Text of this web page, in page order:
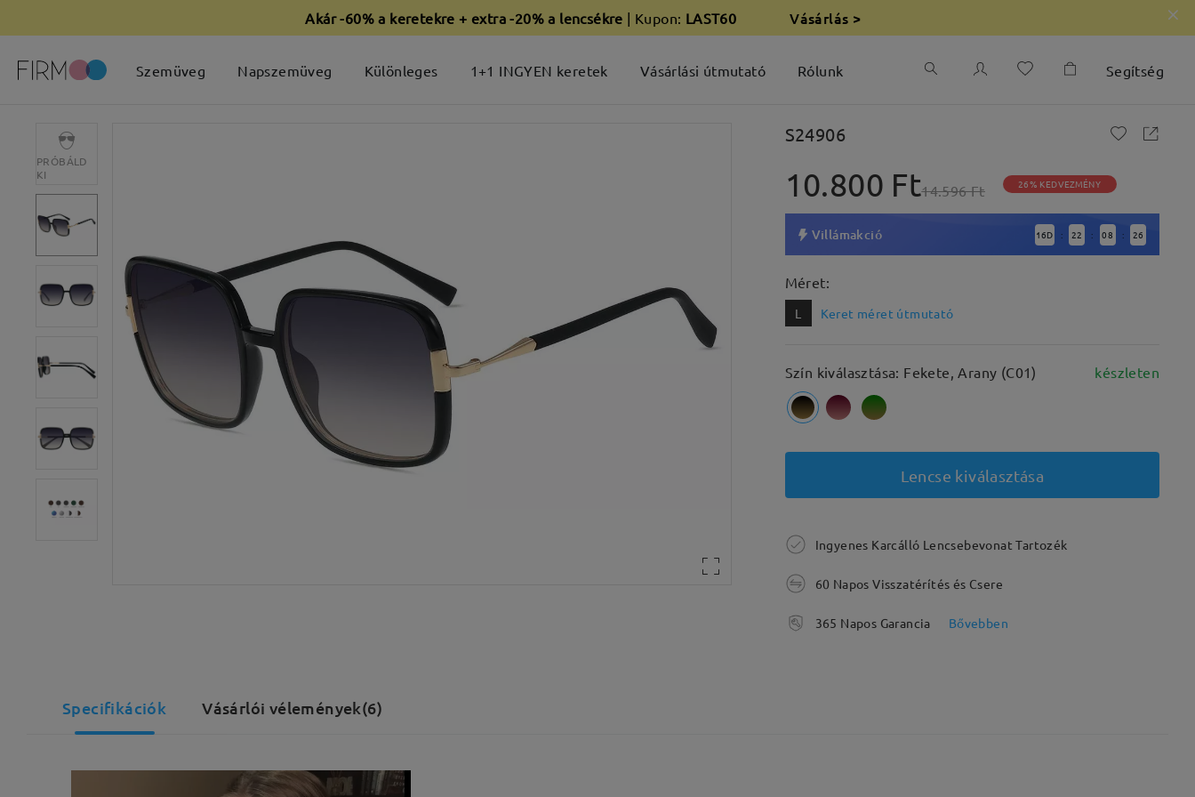
Akár -60% a keretekre + extra -20% a lencsékre | Kupon: LAST60 Vásárlás >
Szemüveg Napszemüveg Különleges 1+1 INGYEN keretek Vásárlási útmutató Rólunk Segítség
PRÓBÁLD
KI
S24906
10.800 Ft14.596 Ft 26% KEDVEZMÉNY
Villámakció 16D : 22 : 08 : 25
Méret:
L Keret méret útmutató
Szín kiválasztása: Fekete, Arany (C01) készleten
Lencse kiválasztása
Ingyenes Karcálló Lencsebevonat Tartozék
60 Napos Visszatérítés és Csere
365 Napos Garancia Bővebben
Specifikációk Vásárlói vélemények(6)